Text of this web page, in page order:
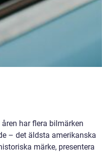
har flera bilmärken
– det äldsta amerikanska
märke, presentera